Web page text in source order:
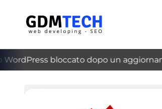
bloccato dopo un
‹